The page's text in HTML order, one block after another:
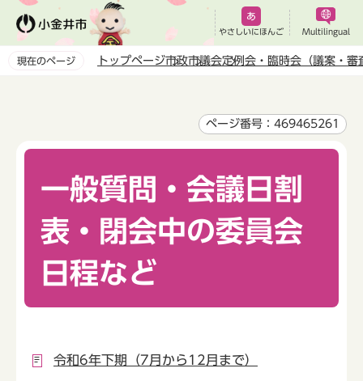
ペ
やさしいにほんご Multilingual
現在のページ トップページ市政市議会定例会・臨時会（議案・審
ページ番号：469465261
一般質問・会議日割
表・閉会中の委員会
日程など
令和6年下期（7月から12月まで）